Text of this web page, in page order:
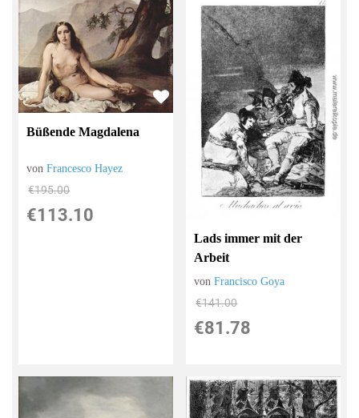
Büßende Magdalena
vonFrancesco Hayez
€195.00
€113.10
Lads immer mit der
Arbeit
vonFrancisco Goya
€141.00
€81.78